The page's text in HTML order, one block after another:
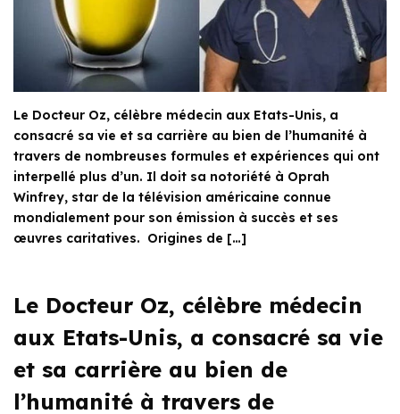
Le Docteur Oz, célèbre médecin aux Etats-Unis, a
consacré sa vie et sa carrière au bien de l’humanité à
travers de nombreuses formules et expériences qui ont
interpellé plus d’un. Il doit sa notoriété à Oprah
Winfrey, star de la télévision américaine connue
mondialement pour son émission à succès et ses
œuvres caritatives. Origines de […]
Le Docteur Oz, célèbre médecin
aux Etats-Unis, a consacré sa vie
et sa carrière au bien de
l’humanité à travers de